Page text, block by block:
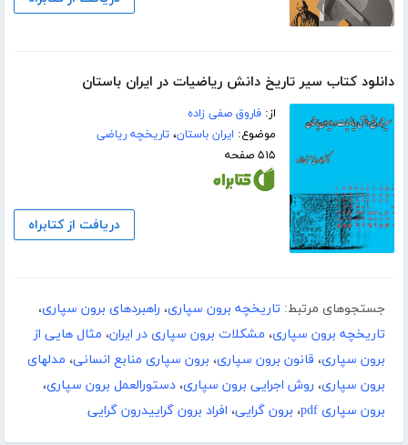
دانلود کتاب سیر تاریخ دانش ریاضیات در ایران باستان
از:فاروق صفی زاده
موضوع: ایران باستان،تاریخچه ریاضی
۵۱۵ صفحه
دریافت از کتابراه
جستجوهای مرتبط: تاریخچه برون سپاری، راهبردهای برون سپاری،
تاریخچه برون سپاری، مشکلات برون سپاری در ایران، مثال هایی از
برون سپاری، قانون برون سپاری، برون سپاری منابع انسانی، مدلهای
برون سپاری، روش اجرایی برون سپاری، دستورالعمل برون سپاری،
برون سپاری pdf
، برون گرایی، افراد برون گراییدرون گرایی